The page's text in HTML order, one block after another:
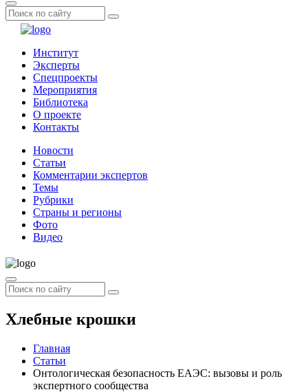
Институт
Эксперты
Спецпроекты
Мероприятия
Библиотека
О проекте
Контакты
Новости
Статьи
Комментарии экспертов
Темы
Рубрики
Страны и регионы
Фото
Видео
Хлебные крошки
Главная
Статьи
Онтологическая безопасность ЕАЭС: вызовы и роль
экспертного сообщества